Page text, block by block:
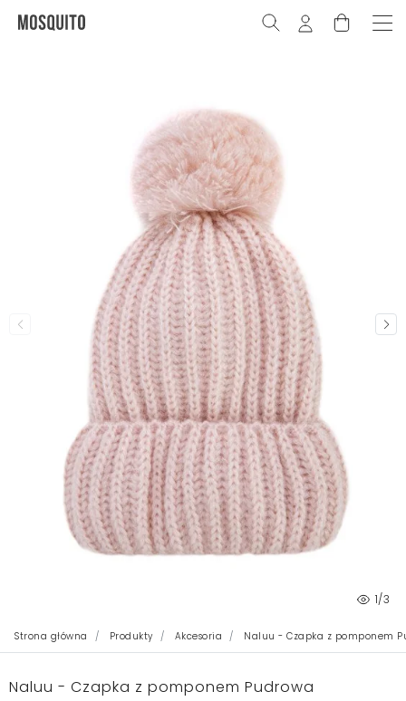
1/3
Strona główna Produkty Akcesoria Naluu - Czapka z pomponem
Naluu - Czapka z pomponem Pudrowa